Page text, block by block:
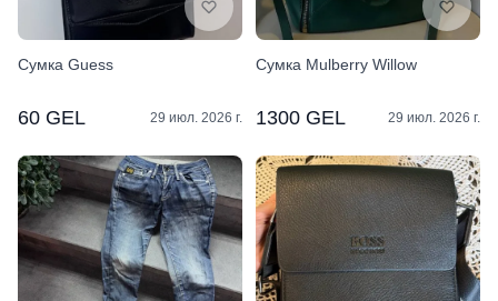
Сумка Guess
60 GEL 29 июл. 2026 г.
Сумка Mulberry Willow
1300 GEL 29 июл. 2026 г.